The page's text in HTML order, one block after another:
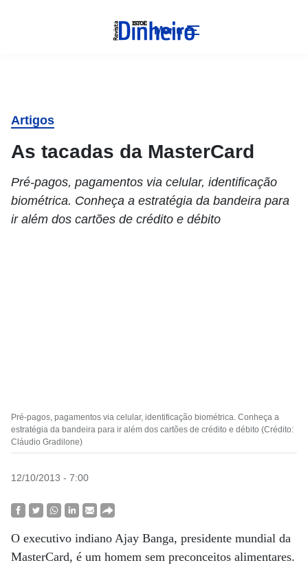
Menu
Artigos
As tacadas da MasterCard
Pré-pagos, pagamentos via celular, identificação
biométrica. Conheça a estratégia da bandeira para
ir além dos cartões de crédito e débito
Pré-pagos, pagamentos via celular, identificação biométrica. Conheça a
estratégia da bandeira para ir além dos cartões de crédito e débito (Crédito:
Cláudio Gradilone)
12/10/2013 - 7:00
O executivo indiano Ajay Banga, presidente mundial da
MasterCard, é um homem sem preconceitos alimentares.